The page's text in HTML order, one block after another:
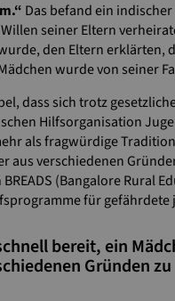
Das befand ein
seiner Eltern
den Eltern
wurde von seiner
dass sich trotz
Hilfsorganisation
als fragwürdige
aus verschiedenen
(Bangalore Rural
für
bereit, ein
Gründen zu